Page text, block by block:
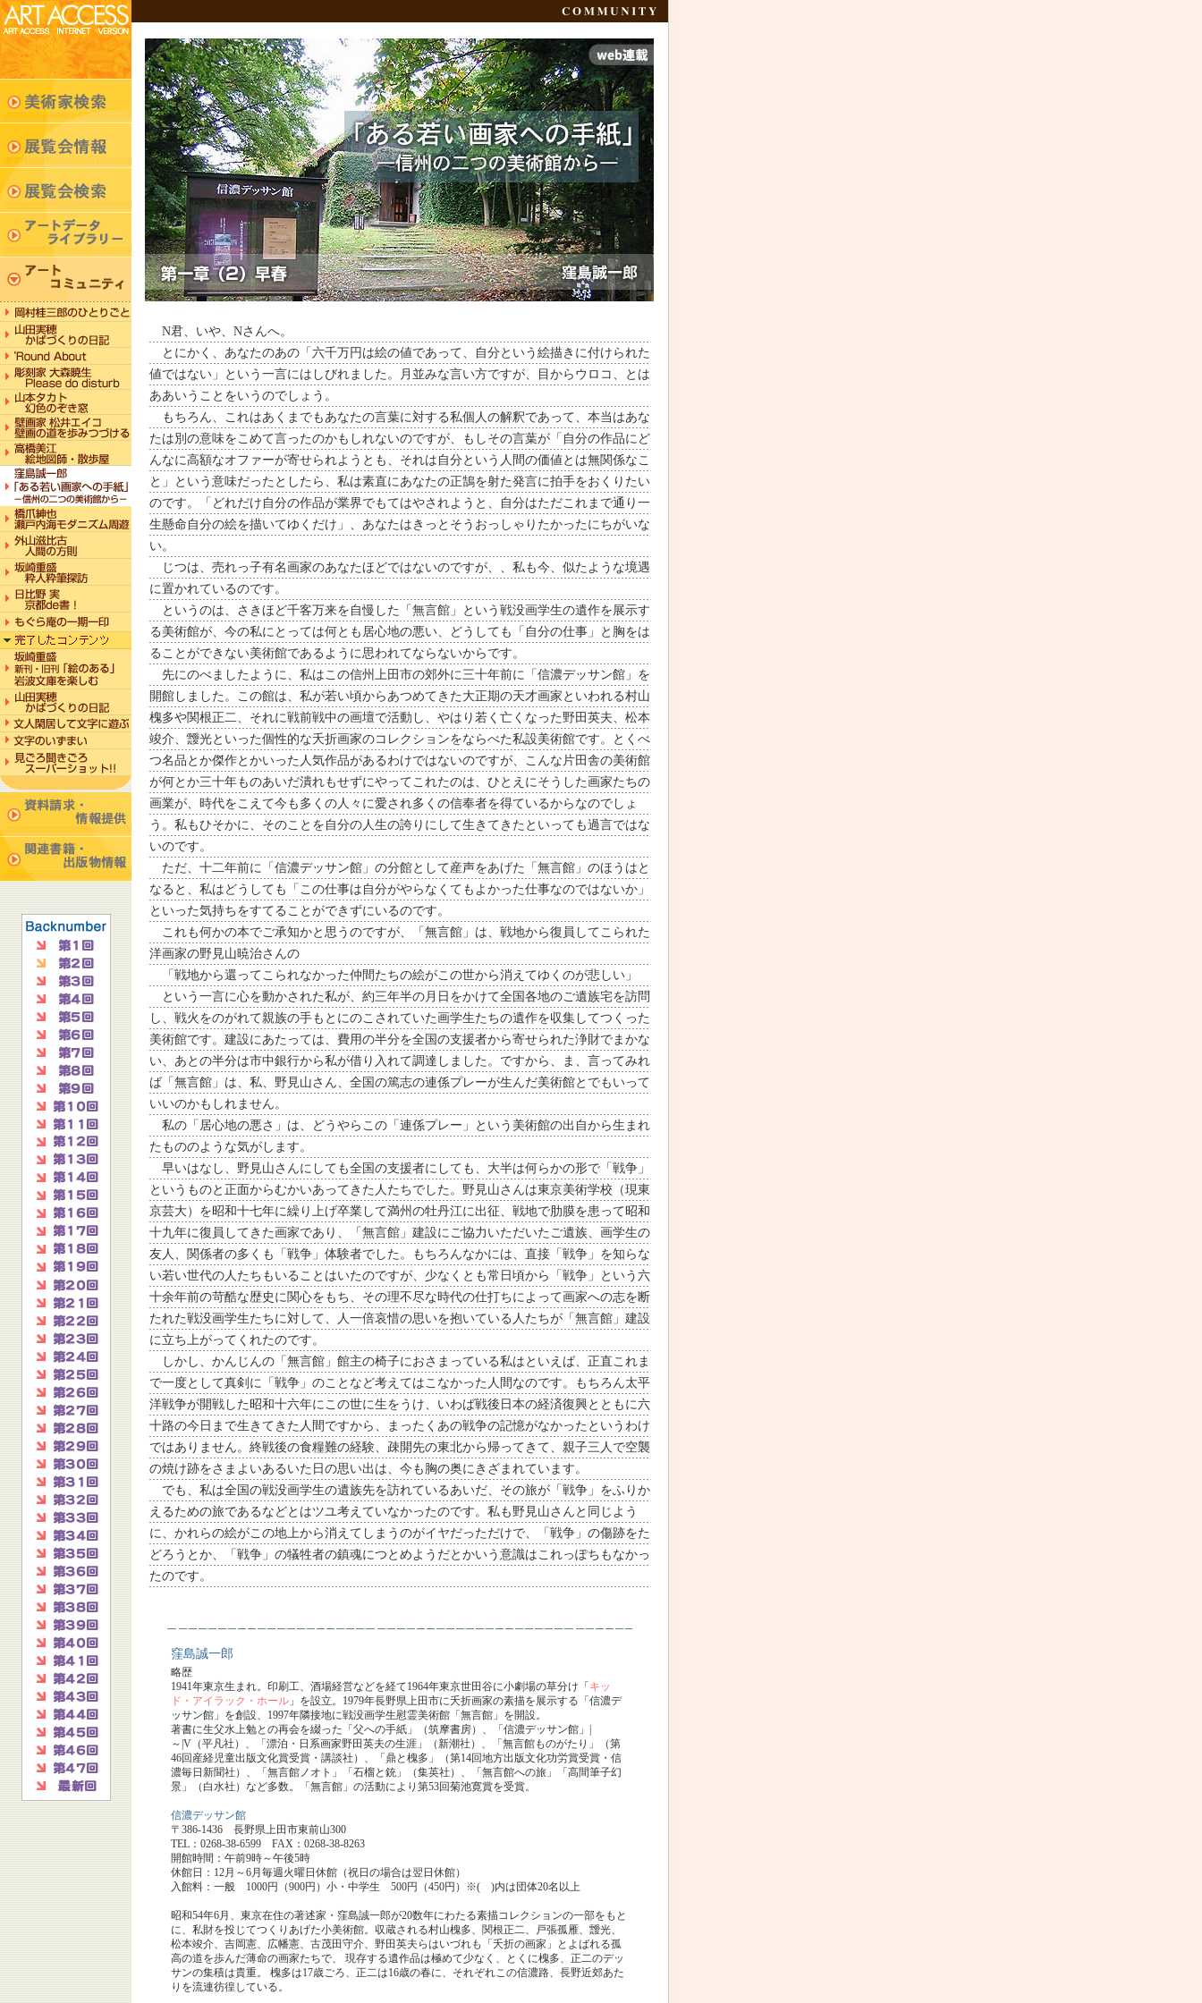
N君、いや、Nさんへ。
とにかく、あなたのあの「六千万円は絵の値であって、自分という絵描きに付けられた
値ではない」という一言にはしびれました。月並みな言い方ですが、目からウロコ、とは
ああいうことをいうのでしょう。
もちろん、これはあくまでもあなたの言葉に対する私個人の解釈であって、本当はあな
たは別の意味をこめて言ったのかもしれないのですが、もしその言葉が「自分の作品にど
んなに高額なオファーが寄せられようとも、それは自分という人間の価値とは無関係なこ
と」という意味だったとしたら、私は素直にあなたの正鵠を射た発言に拍手をおくりたい
のです。「どれだけ自分の作品が業界でもてはやされようと、自分はただこれまで通り一
生懸命自分の絵を描いてゆくだけ」、あなたはきっとそうおっしゃりたかったにちがいな
い。
じつは、売れっ子有名画家のあなたほどではないのですが、、私も今、似たような境遇
に置かれているのです。
というのは、さきほど千客万来を自慢した「無言館」という戦没画学生の遺作を展示す
る美術館が、今の私にとっては何とも居心地の悪い、どうしても「自分の仕事」と胸をは
ることができない美術館であるように思われてならないからです。
先にのべましたように、私はこの信州上田市の郊外に三十年前に「信濃デッサン館」を
開館しました。この館は、私が若い頃からあつめてきた大正期の天才画家といわれる村山
槐多や関根正二、それに戦前戦中の画壇で活動し、やはり若く亡くなった野田英夫、松本
竣介、靉光といった個性的な夭折画家のコレクションをならべた私設美術館です。とくべ
つ名品とか傑作とかいった人気作品があるわけではないのですが、こんな片田舎の美術館
が何とか三十年ものあいだ潰れもせずにやってこれたのは、ひとえにそうした画家たちの
画業が、時代をこえて今も多くの人々に愛され多くの信奉者を得ているからなのでしょ
う。私もひそかに、そのことを自分の人生の誇りにして生きてきたといっても過言ではな
いのです。
ただ、十二年前に「信濃デッサン館」の分館として産声をあげた「無言館」のほうはと
なると、私はどうしても「この仕事は自分がやらなくてもよかった仕事なのではないか」
といった気持ちをすてることができずにいるのです。
これも何かの本でご承知かと思うのですが、「無言館」は、戦地から復員してこられた
洋画家の野見山暁治さんの
「戦地から還ってこられなかった仲間たちの絵がこの世から消えてゆくのが悲しい」
という一言に心を動かされた私が、約三年半の月日をかけて全国各地のご遺族宅を訪問
し、戦火をのがれて親族の手もとにのこされていた画学生たちの遺作を収集してつくった
美術館です。建設にあたっては、費用の半分を全国の支援者から寄せられた浄財でまかな
い、あとの半分は市中銀行から私が借り入れて調達しました。ですから、ま、言ってみれ
ば「無言館」は、私、野見山さん、全国の篤志の連係プレーが生んだ美術館とでもいって
いいのかもしれません。
私の「居心地の悪さ」は、どうやらこの「連係プレー」という美術館の出自から生まれ
たもののような気がします。
早いはなし、野見山さんにしても全国の支援者にしても、大半は何らかの形で「戦争」
というものと正面からむかいあってきた人たちでした。野見山さんは東京美術学校（現東
京芸大）を昭和十七年に繰り上げ卒業して満州の牡丹江に出征、戦地で肋膜を患って昭和
十九年に復員してきた画家であり、「無言館」建設にご協力いただいたご遺族、画学生の
友人、関係者の多くも「戦争」体験者でした。もちろんなかには、直接「戦争」を知らな
い若い世代の人たちもいることはいたのですが、少なくとも常日頃から「戦争」という六
十余年前の苛酷な歴史に関心をもち、その理不尽な時代の仕打ちによって画家への志を断
たれた戦没画学生たちに対して、人一倍哀惜の思いを抱いている人たちが「無言館」建設
に立ち上がってくれたのです。
しかし、かんじんの「無言館」館主の椅子におさまっている私はといえば、正直これま
で一度として真剣に「戦争」のことなど考えてはこなかった人間なのです。もちろん太平
洋戦争が開戦した昭和十六年にこの世に生をうけ、いわば戦後日本の経済復興とともに六
十路の今日まで生きてきた人間ですから、まったくあの戦争の記憶がなかったというわけ
ではありません。終戦後の食糧難の経験、疎開先の東北から帰ってきて、親子三人で空襲
の焼け跡をさまよいあるいた日の思い出は、今も胸の奥にきざまれています。
でも、私は全国の戦没画学生の遺族先を訪れているあいだ、その旅が「戦争」をふりか
えるための旅であるなどとはツユ考えていなかったのです。私も野見山さんと同じよう
に、かれらの絵がこの地上から消えてしまうのがイヤだっただけで、「戦争」の傷跡をた
どろうとか、「戦争」の犠牲者の鎮魂につとめようだとかいう意識はこれっぽちもなかっ
たのです。
窪島誠一郎
略歴
1941年東京生まれ。印刷工、酒場経営などを経て1964年東京世田谷に小劇場の草分け「 キッ
ド・アイラック・ホール 」を設立。1979年長野県上田市に夭折画家の素描を展示する「信濃デ
ッサン館」を創設、1997年隣接地に戦没画学生慰霊美術館「無言館」を開設。
著書に生父水上勉との再会を綴った「父への手紙」（筑摩書房）、「信濃デッサン館」|
～|V（平凡社）、「漂泊・日系画家野田英夫の生涯」（新潮社）、「無言館ものがたり」（第
46回産経児童出版文化賞受賞・講談社）、「鼎と槐多」（第14回地方出版文化功労賞受賞・信
濃毎日新聞社）、「無言館ノオト」「石榴と銃」（集英社）、「無言館への旅」「高間筆子幻
景」（白水社）など多数。「無言館」の活動により第53回菊池寛賞を受賞。
信濃デッサン館
〒386-1436 長野県上田市東前山300
TEL：0268-38-6599 FAX：0268-38-8263
開館時間：午前9時～午後5時
休館日：12月～6月毎週火曜日休館（祝日の場合は翌日休館）
入館料：一般 1000円（900円）小・中学生 500円（450円）※( )内は団体20名以上
昭和54年6月、東京在住の著述家・窪島誠一郎が20数年にわたる素描コレクションの一部をもと
に、私財を投じてつくりあげた小美術館。収蔵される村山槐多、関根正二、戸張孤雁、靉光、
松本竣介、吉岡憲、広幡憲、古茂田守介、野田英夫らはいづれも「夭折の画家」とよばれる孤
高の道を歩んだ薄命の画家たちで、 現存する遺作品は極めて少なく、とくに槐多、正二のデッ
サンの集積は貴重。 槐多は17歳ごろ、正二は16歳の春に、それぞれこの信濃路、長野近郊あた
りを流連彷徨している。